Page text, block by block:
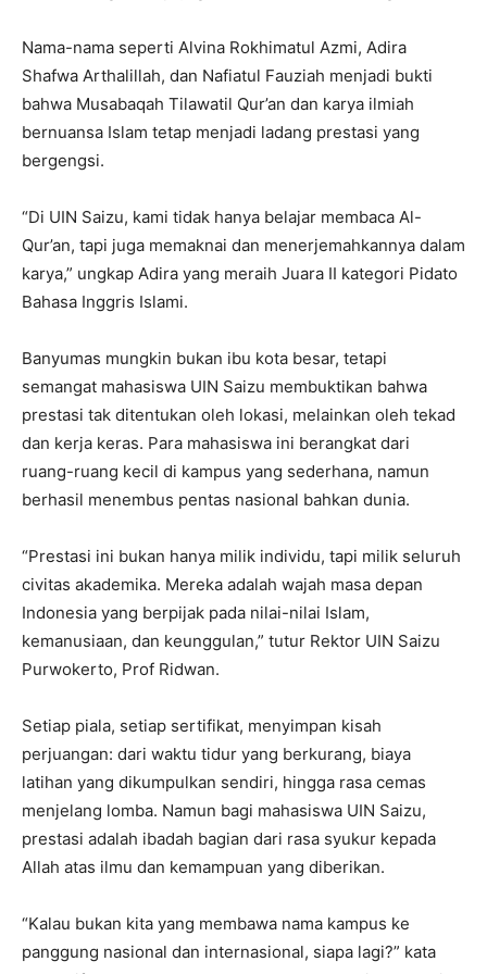
Nama-nama seperti Alvina Rokhimatul Azmi, Adira
Shafwa Arthalillah, dan Nafiatul Fauziah menjadi bukti
bahwa Musabaqah Tilawatil Qur’an dan karya ilmiah
bernuansa Islam tetap menjadi ladang prestasi yang
bergengsi.
“Di UIN Saizu, kami tidak hanya belajar membaca Al-
Qur’an, tapi juga memaknai dan menerjemahkannya dalam
karya,” ungkap Adira yang meraih Juara II kategori Pidato
Bahasa Inggris Islami.
Banyumas mungkin bukan ibu kota besar, tetapi
semangat mahasiswa UIN Saizu membuktikan bahwa
prestasi tak ditentukan oleh lokasi, melainkan oleh tekad
dan kerja keras. Para mahasiswa ini berangkat dari
ruang-ruang kecil di kampus yang sederhana, namun
berhasil menembus pentas nasional bahkan dunia.
“Prestasi ini bukan hanya milik individu, tapi milik seluruh
civitas akademika. Mereka adalah wajah masa depan
Indonesia yang berpijak pada nilai-nilai Islam,
kemanusiaan, dan keunggulan,” tutur Rektor UIN Saizu
Purwokerto, Prof Ridwan.
Setiap piala, setiap sertifikat, menyimpan kisah
perjuangan: dari waktu tidur yang berkurang, biaya
latihan yang dikumpulkan sendiri, hingga rasa cemas
menjelang lomba. Namun bagi mahasiswa UIN Saizu,
prestasi adalah ibadah bagian dari rasa syukur kepada
Allah atas ilmu dan kemampuan yang diberikan.
“Kalau bukan kita yang membawa nama kampus ke
panggung nasional dan internasional, siapa lagi?” kata